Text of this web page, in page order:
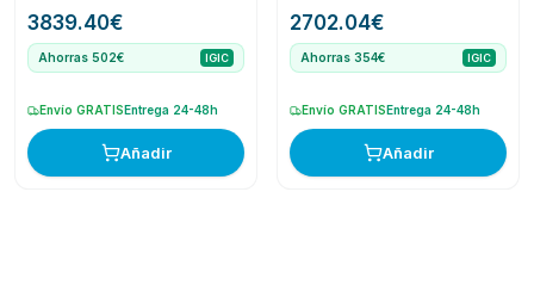
3839.40€
Ahorras 502€ IGIC
Envío GRATIS Entrega 24-48h
Añadir
2702.04€
Ahorras 354€ IGIC
Envío GRATIS Entrega 24-48h
Añadir